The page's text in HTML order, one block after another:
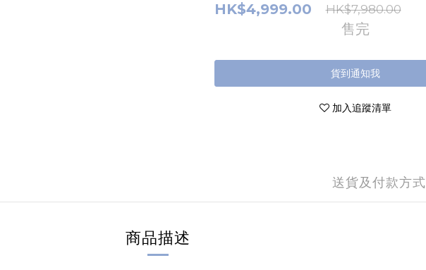
HK$4,999.00 HK$7,980.00
售完
貨到通知我
加入追蹤清單
送貨及付款方式
商品描述